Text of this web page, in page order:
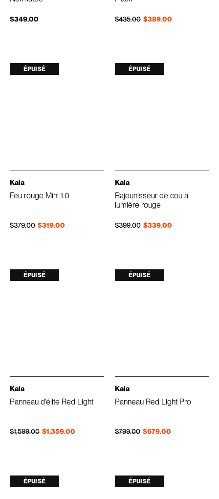
$349.00 $389.00
Prix régulier
$435.00
Prix réduit
ÉPUISÉ
Kala
Feu rouge Mini 1.0
$319.00
Prix régulier
$379.00
Prix réduit
ÉPUISÉ
Kala
Rajeunisseur de cou à
lumière rouge
$339.00
Prix régulier
$399.00
Prix réduit
ÉPUISÉ
Kala
Panneau d'élite Red Light
$1,359.00
Prix régulier
$1,599.00
Prix réduit
ÉPUISÉ
Kala
Panneau Red Light Pro
$679.00
Prix régulier
$799.00
Prix réduit
ÉPUISÉ ÉPUISÉ